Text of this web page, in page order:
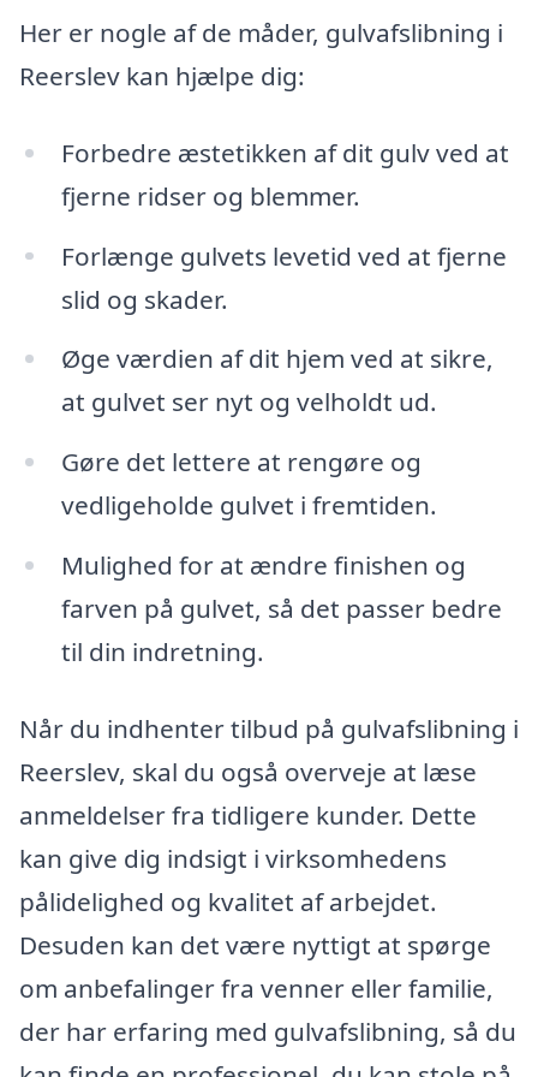
Her er nogle af de måder, gulvafslibning i
Reerslev kan hjælpe dig:
Forbedre æstetikken af dit gulv ved at
fjerne ridser og blemmer.
Forlænge gulvets levetid ved at fjerne
slid og skader.
Øge værdien af dit hjem ved at sikre,
at gulvet ser nyt og velholdt ud.
Gøre det lettere at rengøre og
vedligeholde gulvet i fremtiden.
Mulighed for at ændre finishen og
farven på gulvet, så det passer bedre
til din indretning.
Når du indhenter tilbud på gulvafslibning i
Reerslev, skal du også overveje at læse
anmeldelser fra tidligere kunder. Dette
kan give dig indsigt i virksomhedens
pålidelighed og kvalitet af arbejdet.
Desuden kan det være nyttigt at spørge
om anbefalinger fra venner eller familie,
der har erfaring med gulvafslibning, så du